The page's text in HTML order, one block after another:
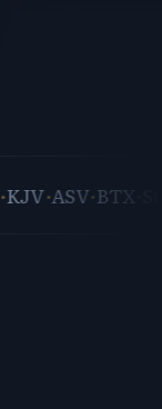
·ASV·BTX·Strong